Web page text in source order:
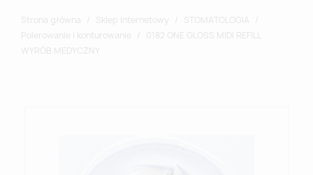
Strona główna Sklep Internetowy
STOMATOLOGIA
Polerowanie i konturowanie
0182 ONE GLOSS MIDI REFILL
WYRÓB MEDYCZNY